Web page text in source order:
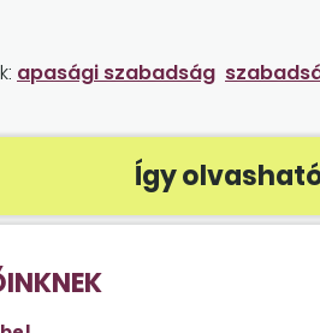
apasági szabadság
Így